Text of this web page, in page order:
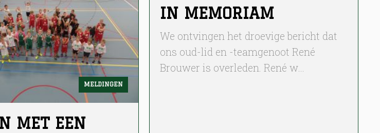
MELDINGEN
MET EEN
IN MEMORIAM
We ontvingen het droevige bericht dat
ons oud-lid en -teamgenoot René
Brouwer is overleden. René w…